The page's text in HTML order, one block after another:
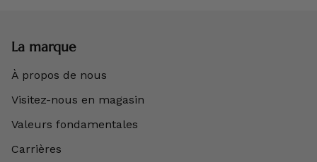
La marque
À propos de nous
Visitez-nous en magasin
Valeurs fondamentales
Carrières